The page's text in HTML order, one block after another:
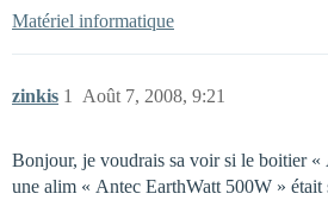
Matériel informatique
zinkis Août 7, 2008, 9:21
1
Bonjour, je voudrais sa voir si le boitier
une alim « Antec EarthWatt 500W » était